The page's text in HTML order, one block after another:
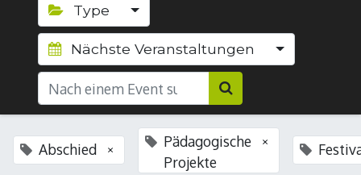
Type
Nächste Veranstaltungen
Abschied ×
Pädagogische
Projekte
×